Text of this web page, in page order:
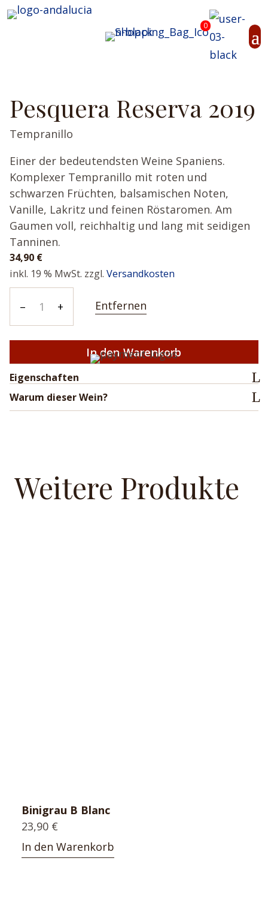
0
Pesquera Reserva 2019
Tempranillo
Einer der bedeutendsten Weine Spaniens.
Komplexer Tempranillo mit roten und
schwarzen Früchten, balsamischen Noten,
Vanille, Lakritz und feinen Röstaromen. Am
Gaumen voll, reichhaltig und lang mit seidigen
Tanninen.
34,90 €
inkl. 19 % MwSt. zzgl. Versandkosten
–
Pesquera
Reserva
2019
Menge
+ Entfernen
In den Warenkorb
Eigenschaften
Warum dieser Wein?
Weitere Produkte
Binigrau B Blanc
23,90 €
In den Warenkorb